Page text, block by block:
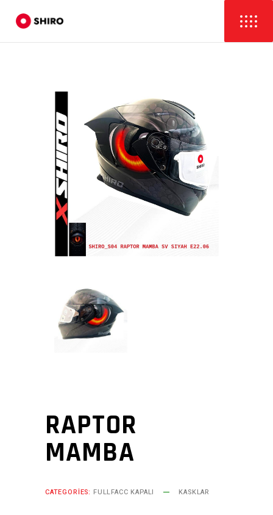
RAPTOR
MAMBA
CATEGORIES: FULLFACC KAPALI KASKLAR